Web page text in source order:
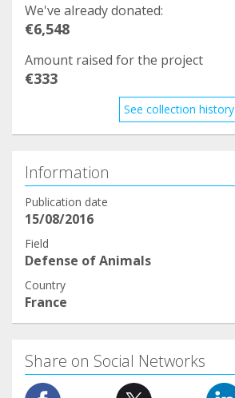
We've already donated:
€6,548
Amount raised for the project
€333
See collection history
Information
Publication date
15/08/2016
Field
Defense of Animals
Country
France
Share on Social Networks